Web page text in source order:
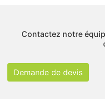
Contactez notre
Demande de devis